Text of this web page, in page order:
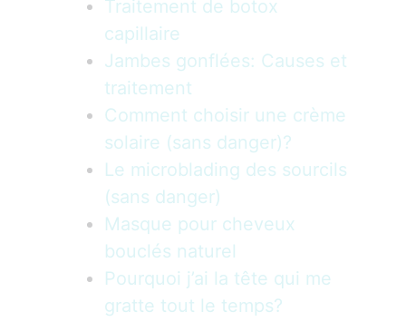
Traitement de botox
capillaire
Jambes gonflées: Causes et
traitement
Comment choisir une crème
solaire (sans danger)?
Le microblading des sourcils
(sans danger)
Masque pour cheveux
bouclés naturel
Pourquoi j’ai la tête qui me
gratte tout le temps?